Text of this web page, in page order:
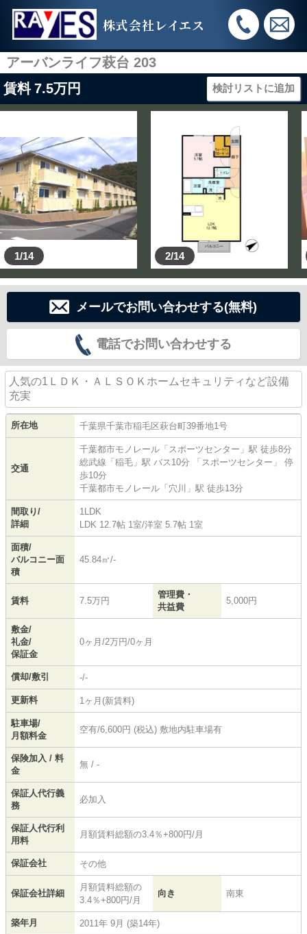
株式会社レイエス
アーバンライフ萩台 203
賃料 7.5万円 検討リストに追加
1/14 2/14
メールでお問い合わせする(無料)
電話でお問い合わせする
人気の1ＬＤＫ・ＡＬＳＯＫホームセキュリティなど設備
充実
所在地 千葉県千葉市稲毛区萩台町39番地1号
交通
千葉都市モノレール 「 スポーツセンター 」駅 徒歩8分
総武線 「稲毛 」駅 バス10分 「スポーツセンター」 停
歩10分
千葉都市モノレール 「穴川 」駅 徒歩13分
間取り/
詳細
1LDK
LDK 12.7帖 1室/洋室 5.7帖 1室
面積/
バルコニー面
積
45.84㎡/-
賃料 7.5万円
管理費・
共益費
5,000円
敷金/
礼金/
保証金
0ヶ月/2万円/0ヶ月
償却/敷引 -/-
更新料 1ヶ月(新賃料)
駐車場/
月額料金
空有/6,600円 (税込) 敷地内駐車場有
保険加入 / 料
金
無 / -
保証人代行義
務
必加入
保証人代行利
用料
月額賃料総額の3.4％+800円/月
保証会社 その他
保証会社詳細
月額賃料総額の
3.4％+800円/月
向き 南東
築年月 2011年 9月 (築14年)